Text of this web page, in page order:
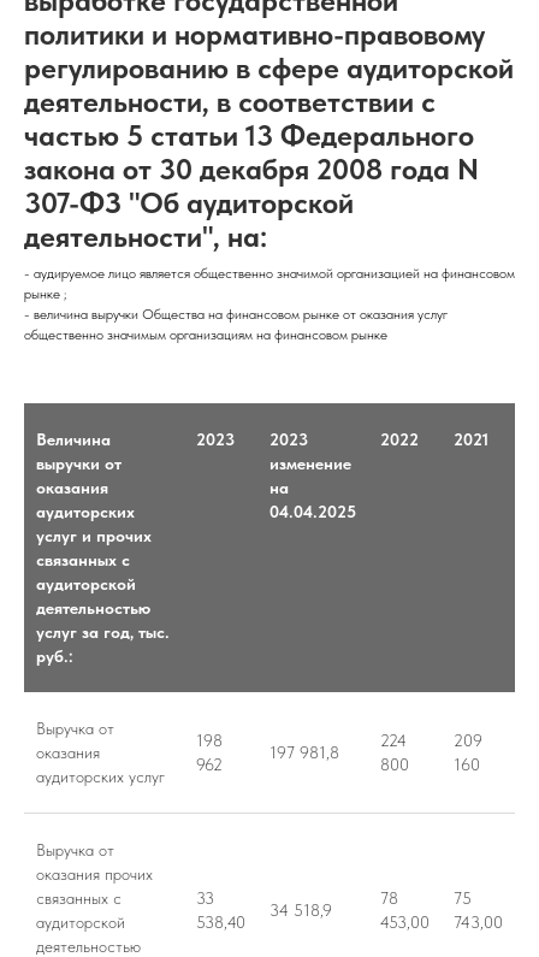
политики и нормативно-правовому
регулированию в сфере аудиторской
деятельности, в соответствии с
частью 5 статьи 13 Федерального
закона от 30 декабря 2008 года N
307-ФЗ "Об аудиторской
деятельности", на:
- аудируемое лицо является общественно значимой организацией на финансовом
рынке ;
- величина выручки Общества на финансовом рынке от оказания услуг
общественно значимым организациям на финансовом рынке
Величина
выручки от
оказания
аудиторских
услуг и прочих
связанных с
аудиторской
деятельностью
услуг за год, тыс.
руб.:
2023
2023
изменение
на
04.04.2025
2022 2021
Выручка от
оказания
аудиторских услуг
198
962
197 981,8
224
800
209
160
Выручка от
оказания прочих
связанных с
аудиторской
деятельностью
33
538,40
34 518,9
78
453,00
75
743,00
КОНТАКТЫ
СООБЩЕНИЯ О ФАКТАХ ИЗМЕНЕНИЯ СВЕДЕНИЙ
РАСКРЫТИЕ ИНФОРМАЦИИ
+7 (495) 755-65-56
Политика конфиденциальности
© 2026 КСК АУДИТ